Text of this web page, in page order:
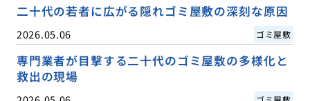
二十代の若者に広がる隠れゴミ屋敷の深刻な原因
2026.05.06 ゴミ屋敷
専門業者が目撃する二十代のゴミ屋敷の多様化と
救出の現場